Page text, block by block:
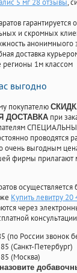
5 мг 28 отзывы,
и скромных
анонимныого
доставка
регионы 1м классом
выгодно
покупателю
ДОСТАВКА при
очень выгодным
фирмы прилагают
Купить левитру 20
через
(по России звонок
(Санкт-Петербург)
(Москва)